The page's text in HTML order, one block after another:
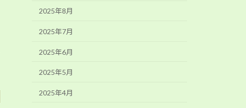
2025年8月
2025年7月
2025年6月
2025年5月
2025年4月